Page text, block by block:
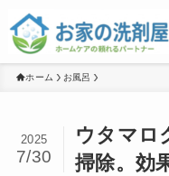
ホーム お風呂
ウタマロ
掃除。効
2025
7/30